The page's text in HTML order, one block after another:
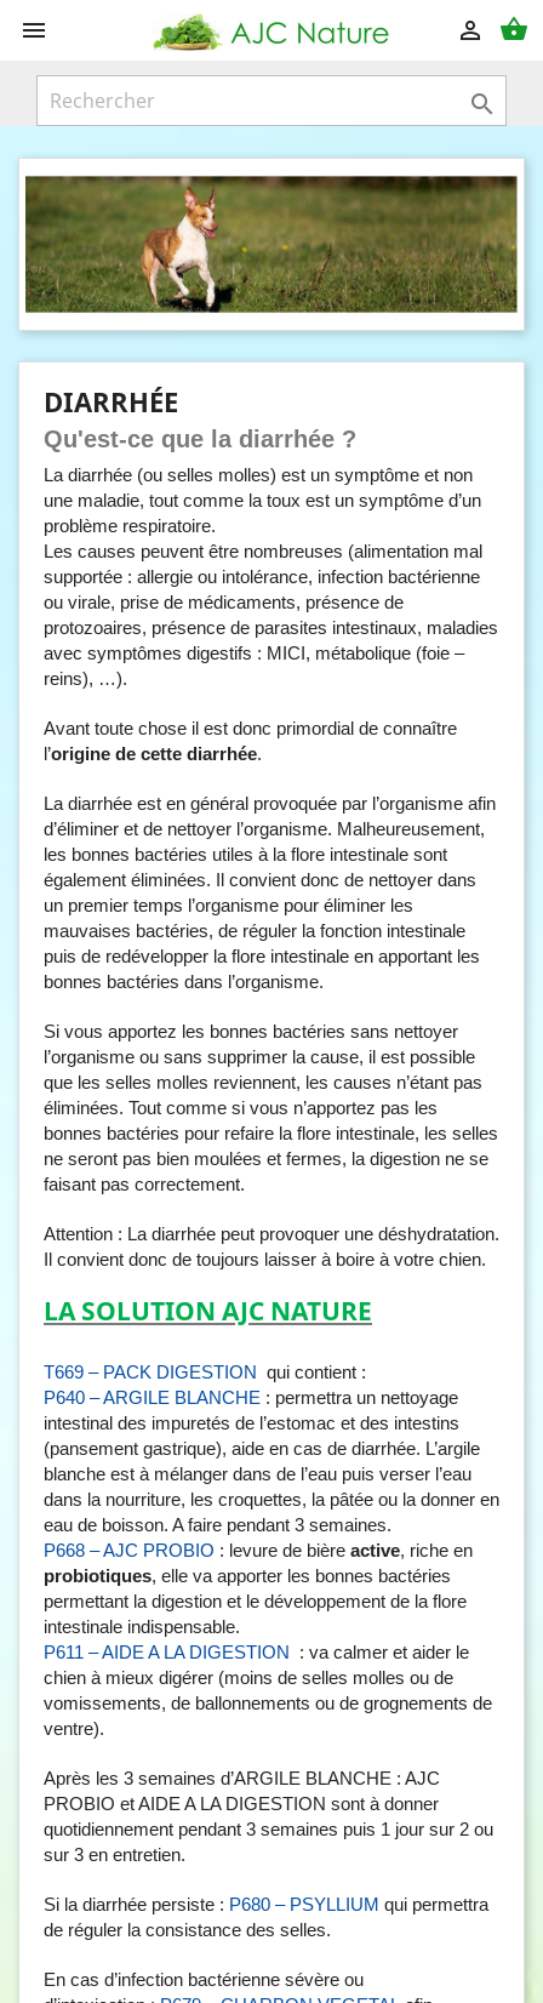
 shopping_basket


DIARRHÉE
Qu'est-ce que la diarrhée ?
La diarrhée (ou selles molles) est un symptôme et non
une maladie, tout comme la toux est un symptôme d’un
problème respiratoire.
Les causes peuvent être nombreuses (alimentation mal
supportée : allergie ou intolérance, infection bactérienne
ou virale, prise de médicaments, présence de
protozoaires, présence de parasites intestinaux, maladies
avec symptômes digestifs : MICI, métabolique (foie –
reins), …).
Avant toute chose il est donc primordial de connaître
l’origine de cette diarrhée.
La diarrhée est en général provoquée par l’organisme afin
d’éliminer et de nettoyer l’organisme. Malheureusement,
les bonnes bactéries utiles à la flore intestinale sont
également éliminées. Il convient donc de nettoyer dans
un premier temps l’organisme pour éliminer les
mauvaises bactéries, de réguler la fonction intestinale
puis de redévelopper la flore intestinale en apportant les
bonnes bactéries dans l’organisme.
Si vous apportez les bonnes bactéries sans nettoyer
l’organisme ou sans supprimer la cause, il est possible
que les selles molles reviennent, les causes n’étant pas
éliminées. Tout comme si vous n’apportez pas les
bonnes bactéries pour refaire la flore intestinale, les selles
ne seront pas bien moulées et fermes, la digestion ne se
faisant pas correctement.
Attention : La diarrhée peut provoquer une déshydratation.
Il convient donc de toujours laisser à boire à votre chien.
LA SOLUTION AJC NATURE
T669 – PACK DIGESTION qui contient :
P640 – ARGILE BLANCHE : permettra un nettoyage
intestinal des impuretés de l’estomac et des intestins
(pansement gastrique), aide en cas de diarrhée. L’argile
blanche est à mélanger dans de l’eau puis verser l’eau
dans la nourriture, les croquettes, la pâtée ou la donner en
eau de boisson. A faire pendant 3 semaines.
P668 – AJC PROBIO : levure de bière active, riche en
probiotiques, elle va apporter les bonnes bactéries
permettant la digestion et le développement de la flore
intestinale indispensable.
P611 – AIDE A LA DIGESTION
: va calmer et aider le
chien à mieux digérer (moins de selles molles ou de
vomissements, de ballonnements ou de grognements de
ventre).
Après les 3 semaines d’ARGILE BLANCHE : AJC
PROBIO et AIDE A LA DIGESTION sont à donner
quotidiennement pendant 3 semaines puis 1 jour sur 2 ou
sur 3 en entretien.
Si la diarrhée persiste : P680 – PSYLLIUM qui permettra
de réguler la consistance des selles.
En cas d’infection bactérienne sévère ou